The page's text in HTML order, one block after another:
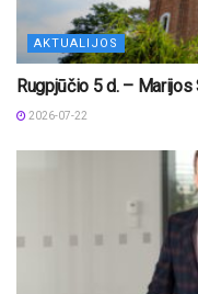
AKTUALIJOS
Rugpjūčio 5 d. –
2026-07-22